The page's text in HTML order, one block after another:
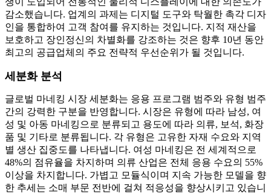
감소했습니다. 업계의 과제는 디지털 도구와 탁월한 촉각 디자
인을 통합하여 고객 참여를 유지하는 것입니다. 지적 재산을
보호하고 장인정신의 차별화를 강조하는 것은 향후 10년 동안
최고의 공급업체의 주요 전략적 우선순위가 될 것입니다.
세분화 분석
글로벌 마네킹 시장 세분화는 응용 프로그램 범주와 유형 범주
간의 강력한 구분을 반영합니다. 시장은 유형에 따라 남성, 여
성 및 아동 마네킹으로 분류되고 용도에 따라 의류, 보석, 화장
품 및 기타로 분류됩니다. 각 유형은 고유한 자재 수요와 지역
별 생산 집중도를 나타냅니다. 여성 마네킹은 전 세계적으로
48%의 점유율을 차지하며 의류 산업은 전체 응용 수요의 55%
이상을 차지합니다. 가볍고 모듈식이며 지속 가능한 모델을 향
한 추세는 소매 부문 전반에 걸쳐 적응성을 향상시키고 있습니